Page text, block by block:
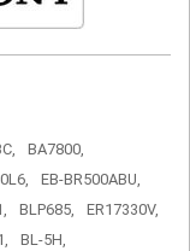
BA7800,
EB-BR500ABU,
BLP685,
ER17330V,
BL-5H,